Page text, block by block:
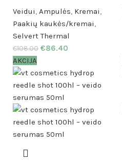
Veidui, Ampulės, Kremai,
Paakių kaukės/kremai,
Selvert Thermal
€108.00 €86.40
AKCIJA